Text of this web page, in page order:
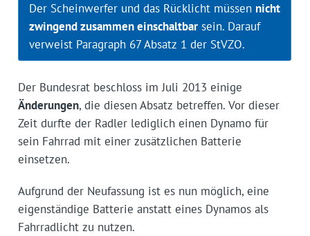
Der Scheinwerfer und das Rücklicht müssen nicht
zwingend zusammen einschaltbarsein. Darauf
verweist Paragraph 67 Absatz 1 der StVZO.
Der Bundesrat beschloss im Juli 2013 einige
Änderungen, die diesen Absatz betreffen. Vor dieser
Zeit durfte der Radler lediglich einen Dynamo für
sein Fahrrad mit einer zusätzlichen Batterie
einsetzen.
Aufgrund der Neufassung ist es nun möglich, eine
eigenständige Batterie anstatt eines Dynamos als
Fahrradlicht zu nutzen.